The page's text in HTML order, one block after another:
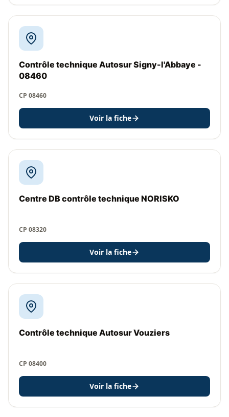
Contrôle technique Autosur Signy-l'Abbaye -
08460
CP 08460
Voir la fiche
Centre DB contrôle technique NORISKO
CP 08320
Voir la fiche
Contrôle technique Autosur Vouziers
CP 08400
Voir la fiche